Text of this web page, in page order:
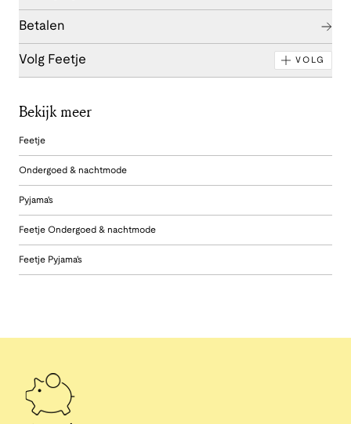
Betalen
Volg Feetje VOLG
Bekijk meer
Feetje
Ondergoed & nachtmode
Pyjama's
Feetje Ondergoed & nachtmode
Feetje Pyjama's